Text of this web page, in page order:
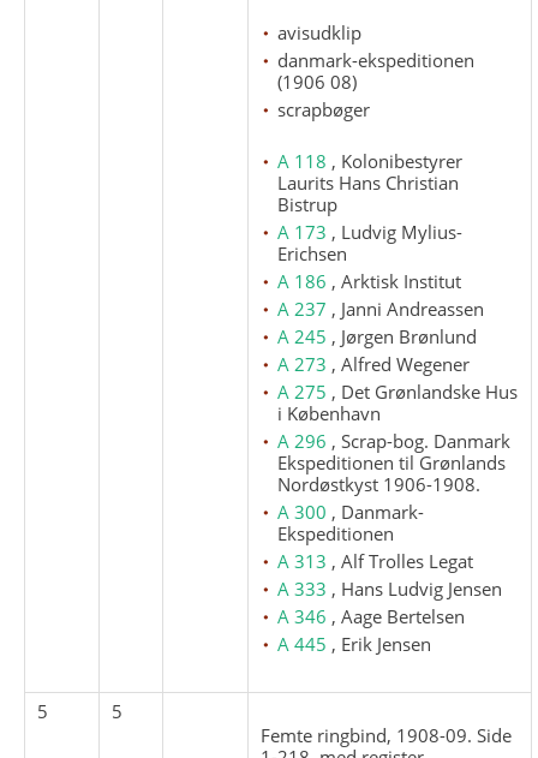
avisudklip
danmark-ekspeditionen
(1906 08)
scrapbøger
A 118 , Kolonibestyrer
Laurits Hans Christian
Bistrup
A 173 , Ludvig Mylius-
Erichsen
A 186 , Arktisk Institut
A 237 , Janni Andreassen
A 245 , Jørgen Brønlund
A 273 , Alfred Wegener
A 275 , Det Grønlandske Hus
i København
A 296 , Scrap-bog. Danmark
Ekspeditionen til Grønlands
Nordøstkyst 1906-1908.
A 300 , Danmark-
Ekspeditionen
A 313 , Alf Trolles Legat
A 333 , Hans Ludvig Jensen
A 346 , Aage Bertelsen
A 445 , Erik Jensen
5
5
Femte ringbind, 1908-09. Side